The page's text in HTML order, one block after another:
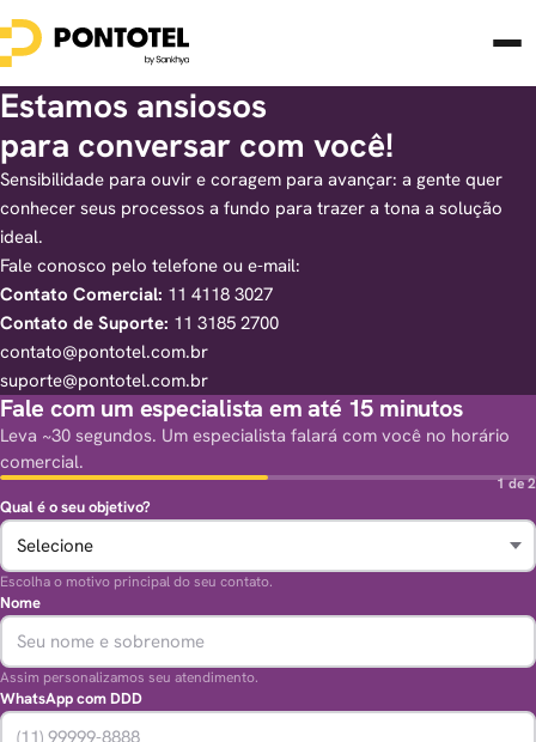
Estamos ansiosos
para conversar com você!
Sensibilidade para ouvir e coragem para avançar: a gente quer
conhecer seus processos a fundo para trazer a tona a solução
ideal.
Fale conosco pelo telefone ou e-mail:
Contato Comercial: 11 4118 3027
Contato de Suporte: 11 3185 2700
contato@pontotel.com.br
suporte@pontotel.com.br
Fale com um especialista em até 15 minutos
Leva ~30 segundos. Um especialista falará com você no horário
comercial.
1 de 2
Qual é o seu objetivo?
Escolha o motivo principal do seu contato.
Nome
Assim personalizamos seu atendimento.
WhatsApp com DDD